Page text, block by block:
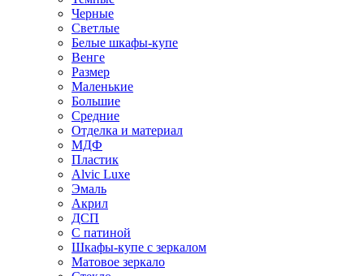
Черные
Светлые
Белые шкафы-купе
Венге
Размер
Маленькие
Большие
Средние
Отделка и материал
МДФ
Пластик
Alvic Luxe
Эмаль
Акрил
ДСП
С патиной
Шкафы-купе с зеркалом
Матовое зеркало